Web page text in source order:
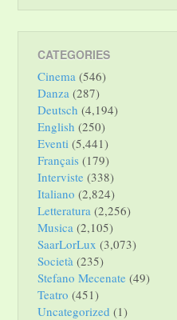
CATEGORIES
Cinema (546)
Danza (287)
Deutsch (4,194)
English (250)
Eventi (5,441)
Français (179)
Interviste (338)
Italiano (2,824)
Letteratura (2,256)
Musica (2,105)
SaarLorLux (3,073)
Società (235)
Stefano Mecenate (49)
Teatro (451)
Uncategorized (1)